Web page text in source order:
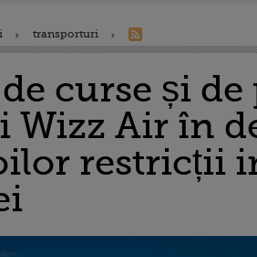
transporturi
curse și
Wizz Air în
restricții